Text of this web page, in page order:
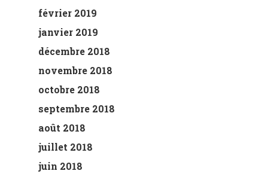
février 2019
janvier 2019
décembre 2018
novembre 2018
octobre 2018
septembre 2018
août 2018
juillet 2018
juin 2018